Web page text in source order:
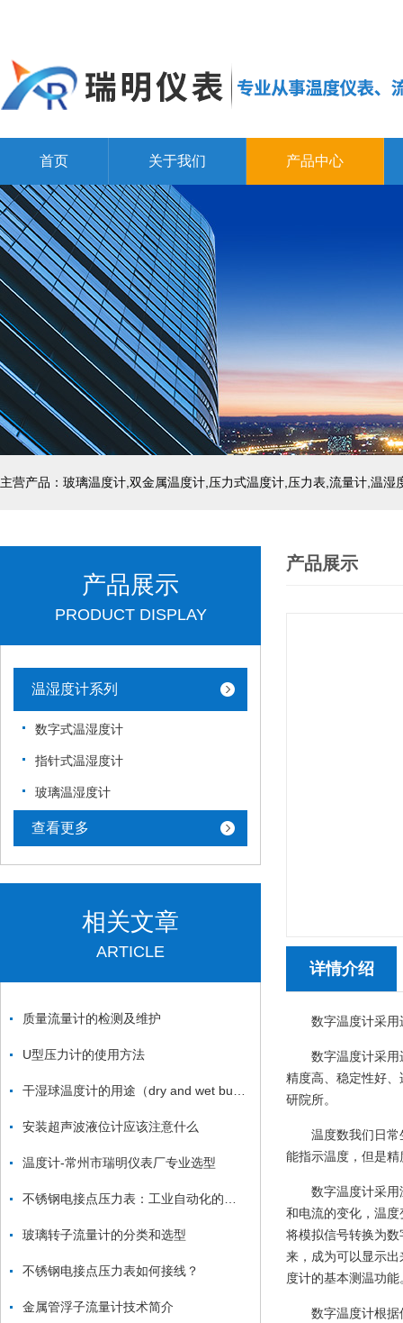
首页 关于我们 产品中心
产品展示
PRODUCT DISPLAY
温湿度计系列
数字式温湿度计
指针式温湿度计
玻璃温湿度计
查看更多
相关文章
ARTICLE
质量流量计的检测及维护
U型压力计的使用方法
安装超声波液位计应该注意什么
温度计-常州市瑞明仪表厂专业选型
玻璃转子流量计的分类和选型
不锈钢电接点压力表如何接线？
金属管浮子流量计技术简介
产品展示
详情介绍
数字温度计采
数字温度计采
精度高、稳定性好
研院所。
温度数我们日
能指示温度，但是
数字温度计采
和电流的变化，温
将模拟信号转换为
来，成为可以显示
度计的基本测温功能
数字温度计根